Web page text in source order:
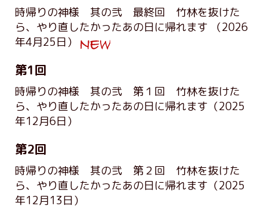
時帰りの神様 其の弐 最終回 竹林を抜けた
ら、やり直したかったあの日に帰れます
（2026
年4月25日）
第1回
時帰りの神様 其の弐 第１回 竹林を抜けた
ら、やり直したかったあの日に帰れます （2025
年12月6日）
第2回
時帰りの神様 其の弐 第２回 竹林を抜けた
ら、やり直したかったあの日に帰れます （2025
年12月13日）